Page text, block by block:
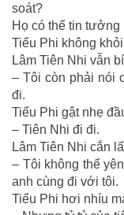
soát?
Họ có thể tin
Tiểu Phi không
Lâm Tiên Nhi vẫn
– Tôi còn phải nói
đi.
Tiểu Phi gật nhẹ
– Tiên Nhi đi đi.
Lâm Tiên Nhi cắn
– Tôi không thể
anh cùng đi với tôi.
Tiểu Phi hơi nhíu